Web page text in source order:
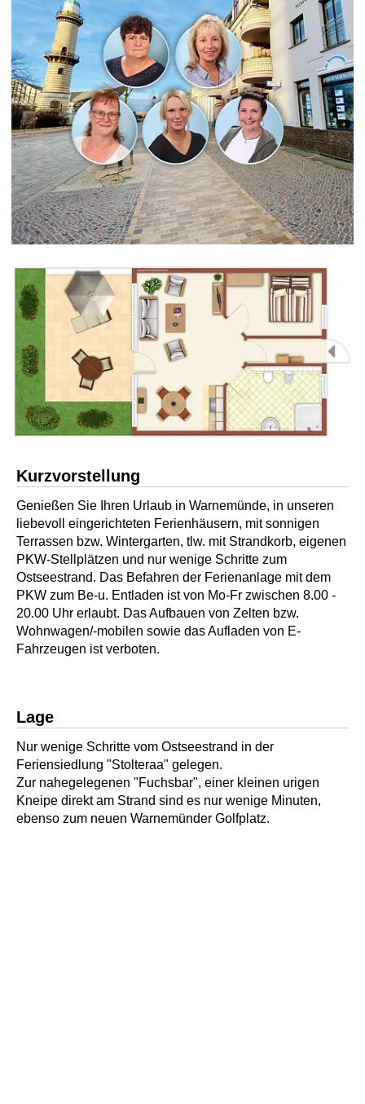
Kurzvorstellung
Genießen Sie Ihren Urlaub in Warnemünde, in unseren
liebevoll eingerichteten Ferienhäusern, mit sonnigen
Terrassen bzw. Wintergarten, tlw. mit Strandkorb, eigenen
PKW-Stellplätzen und nur wenige Schritte zum
Ostseestrand. Das Befahren der Ferienanlage mit dem
PKW zum Be-u. Entladen ist von Mo-Fr zwischen 8.00 -
20.00 Uhr erlaubt. Das Aufbauen von Zelten bzw.
Wohnwagen/-mobilen sowie das Aufladen von E-
Fahrzeugen ist verboten.
Lage
Nur wenige Schritte vom Ostseestrand in der
Feriensiedlung "Stolteraa" gelegen.
Zur nahegelegenen "Fuchsbar", einer kleinen urigen
Kneipe direkt am Strand sind es nur wenige Minuten,
ebenso zum neuen Warnemünder Golfplatz.